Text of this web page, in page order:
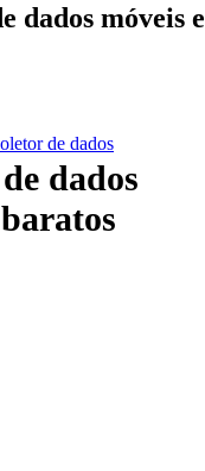
dados
dados móveis e
de dados